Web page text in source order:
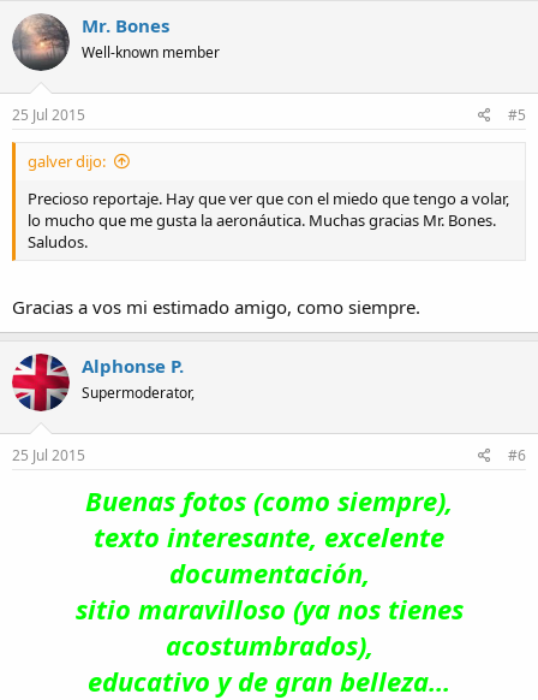
Mr. Bones
Well-known member
25 Jul 2015 #5
galver dijo:
Precioso reportaje. Hay que ver que con el miedo que tengo a volar,
lo mucho que me gusta la aeronáutica. Muchas gracias Mr. Bones.
Saludos.
Gracias a vos mi estimado amigo, como siempre.
Alphonse P.
Supermoderator,
25 Jul 2015 #6
Buenas fotos (como siempre),
texto interesante, excelente
documentación,
sitio maravilloso (ya nos tienes
acostumbrados),
educativo y de gran belleza...